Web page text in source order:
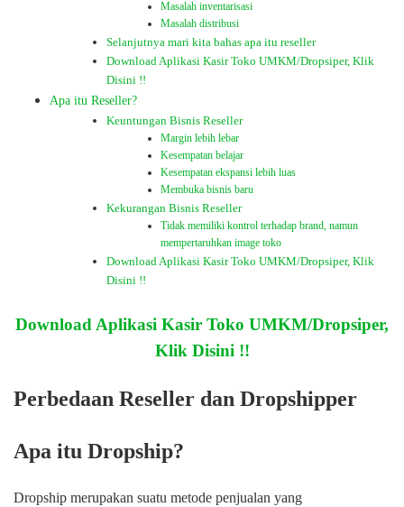
Masalah inventarisasi
Masalah distribusi
Selanjutnya mari kita bahas apa itu reseller
Download Aplikasi Kasir Toko UMKM/Dropsiper, Klik
Disini !!
Apa itu Reseller?
Keuntungan Bisnis Reseller
Margin lebih lebar
Kesempatan belajar
Kesempatan ekspansi lebih luas
Membuka bisnis baru
Kekurangan Bisnis Reseller
Tidak memiliki kontrol terhadap brand, namun
mempertaruhkan image toko
Download Aplikasi Kasir Toko UMKM/Dropsiper, Klik
Disini !!
Download Aplikasi Kasir Toko UMKM/Dropsiper,
Klik Disini !!
Perbedaan Reseller dan Dropshipper
Apa itu Dropship?
Dropship merupakan suatu metode penjualan yang